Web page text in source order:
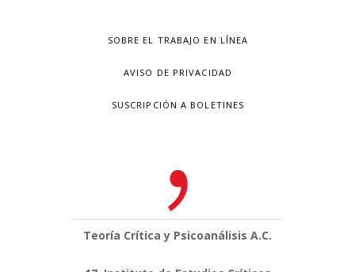
SOBRE EL TRABAJO EN LÍNEA
AVISO DE PRIVACIDAD
SUSCRIPCIÓN A BOLETINES
Teoría Crítica y Psicoanálisis A.C.